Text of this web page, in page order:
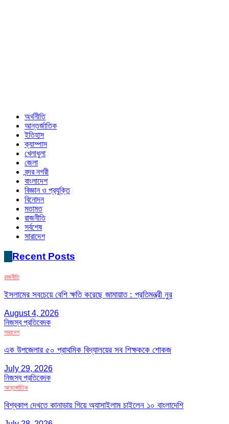
অর্থনীতি
আন্তর্জাতিক
ইতিহাস
ক্যাম্পাস
খেলাধুলা
জেলা
বন্দর নগরী
বাংলাদেশ
বিজ্ঞান ও প্রযুক্তি
বিনোদন
মতামত
রাজনীতি
সর্বশেষ
সারাদেশ
Recent Posts
রাজনীতি
ইসলামের সবচেয়ে বেশি ক্ষতি করেছে জামায়াত : প্রতিমন্ত্রী নুর
August 4, 2026
নিজস্ব প্রতিবেদক
সারাদেশ
এক উপজেলার ৫০ প্রাথমিক বিদ্যালয়ের সব শিক্ষককে শোকজ
July 29, 2026
নিজস্ব প্রতিবেদক
আন্তর্জাতিক
বিশ্বকাপ দেখতে কানাডায় গিয়ে অ্যাসাইলাম চাইলেন ১০ বাংলাদেশি